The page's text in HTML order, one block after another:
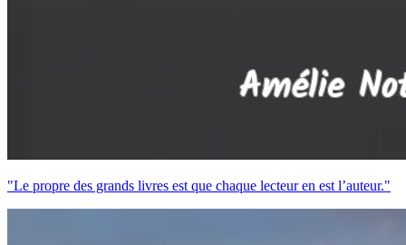
"Le propre des grands livres est que chaque lecteur en est l’auteur."